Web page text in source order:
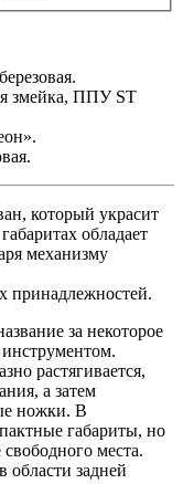
змейка, ППУ ST
который украсит
обладает
механизму
принадлежностей.
за некоторое
растягивается,
а затем
ножки. В
габариты, но
места.
области задней